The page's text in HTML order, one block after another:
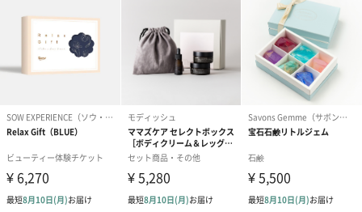
（660円）
スイーツ
スイーツを同梱してお届けいたします。ギフトへの＋αにおすすめ
です。